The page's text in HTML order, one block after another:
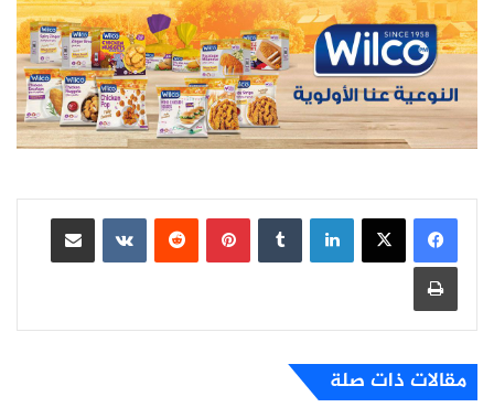
لينكدإن بينتيريست
مشاركة عبر البريد
طباعة
مقالات ذات صلة